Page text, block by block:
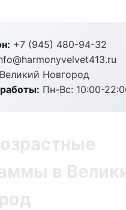
+7 (945) 480-94-32
Великий Новгород
Пн-Вс: 10:00-
в